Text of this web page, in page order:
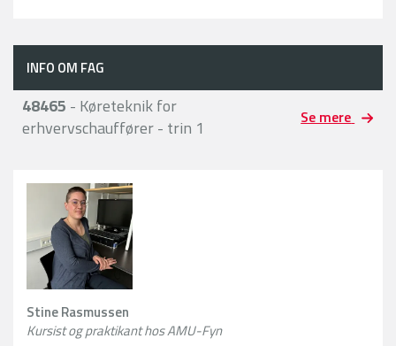
INFO OM FAG
48465 - Køreteknik for
erhvervschauffører - trin 1
Se mere
Stine Rasmussen
Kursist og praktikant hos AMU-Fyn